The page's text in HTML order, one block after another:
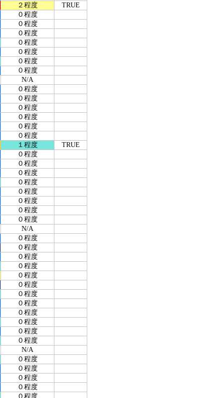
２程度
TRUE
０程度
０程度
０程度
０程度
０程度
０程度
０程度
N/A
０程度
０程度
０程度
０程度
０程度
０程度
１程度
TRUE
０程度
０程度
０程度
０程度
０程度
０程度
０程度
０程度
N/A
０程度
０程度
０程度
０程度
０程度
０程度
０程度
０程度
０程度
０程度
０程度
０程度
N/A
０程度
０程度
０程度
０程度
０程度